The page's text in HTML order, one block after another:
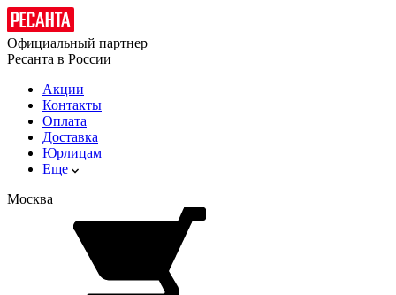
Официальный партнер
Ресанта в России
Акции
Контакты
Оплата
Доставка
Юрлицам
Еще
Москва